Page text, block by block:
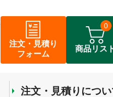
注文・見積り
フォーム
商品リス
0
注文・見積りにつ